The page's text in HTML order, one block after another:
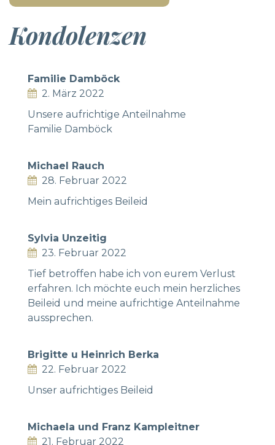
Kondolenzen
Familie Damböck
2. März 2022
Unsere aufrichtige Anteilnahme
Familie Damböck
Michael Rauch
28. Februar 2022
Mein aufrichtiges Beileid
Sylvia Unzeitig
23. Februar 2022
Tief betroffen habe ich von eurem Verlust
erfahren. Ich möchte euch mein herzliches
Beileid und meine aufrichtige Anteilnahme
aussprechen.
Brigitte u Heinrich Berka
22. Februar 2022
Unser aufrichtiges Beileid
Michaela und Franz Kampleitner
21. Februar 2022